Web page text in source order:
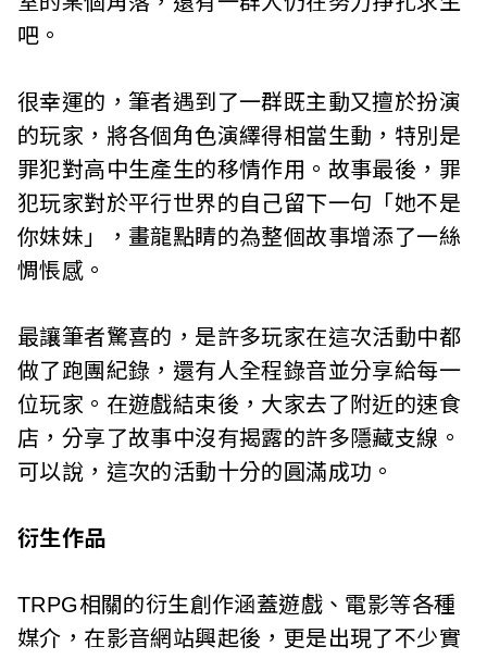
吧。
很幸運的，筆者遇到了一群既主動又擅於扮演
的玩家，將各個角色演繹得相當生動，特別是
罪犯對高中生產生的移情作用。故事最後，罪
犯玩家對於平行世界的自己留下一句「她不是
你妹妹」，畫龍點睛的為整個故事增添了一絲
惆悵感。
最讓筆者驚喜的，是許多玩家在這次活動中都
做了跑團紀錄，還有人全程錄音並分享給每一
位玩家。在遊戲結束後，大家去了附近的速食
店，分享了故事中沒有揭露的許多隱藏支線。
可以說，這次的活動十分的圓滿成功。
衍生作品
TRPG相關的衍生創作涵蓋遊戲、電影等各種
媒介，在影音網站興起後，更是出現了不少實